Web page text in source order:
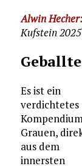
Alwin
Kufstein
Es ist ein
verdichtetes
Grauen,
aus dem
innersten